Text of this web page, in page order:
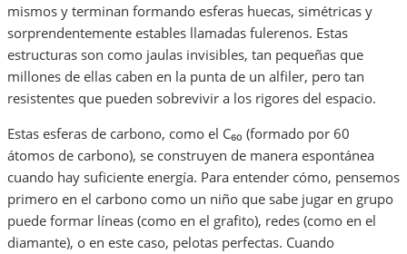
mismos y terminan formando esferas huecas, simétricas y
sorprendentemente estables llamadas fulerenos. Estas
estructuras son como jaulas invisibles, tan pequeñas que
millones de ellas caben en la punta de un alfiler, pero tan
resistentes que pueden sobrevivir a los rigores del espacio.
Estas esferas de carbono, como el C₆₀ (formado por 60
átomos de carbono), se construyen de manera espontánea
cuando hay suficiente energía. Para entender cómo, pensemos
primero en el carbono como un niño que sabe jugar en grupo
puede formar líneas (como en el grafito), redes (como en el
diamante), o en este caso, pelotas perfectas. Cuando